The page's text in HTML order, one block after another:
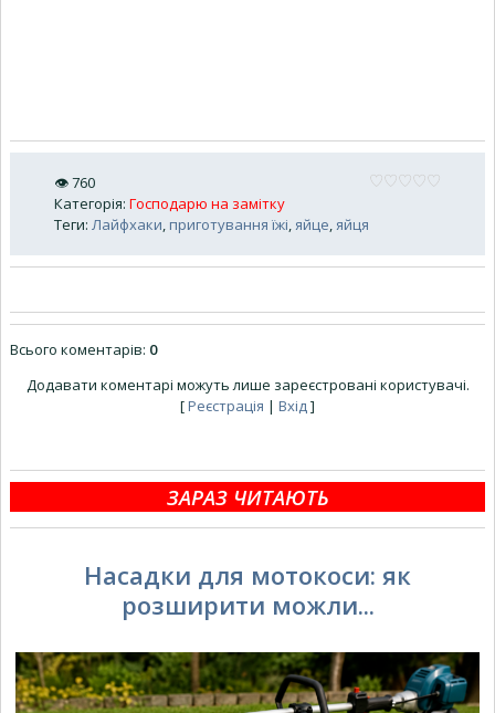
👁760
Категорія: Господарю на замітку
Теги: Лайфхаки, приготування їжі,яйце,яйця
Всього коментарів: 0
Додавати коментарі можуть лише зареєстровані користувачі.
[Реєстрація | Вхід]
ЗАРАЗ ЧИТАЮТЬ
Насадки для мотокоси: як
розширити можли...